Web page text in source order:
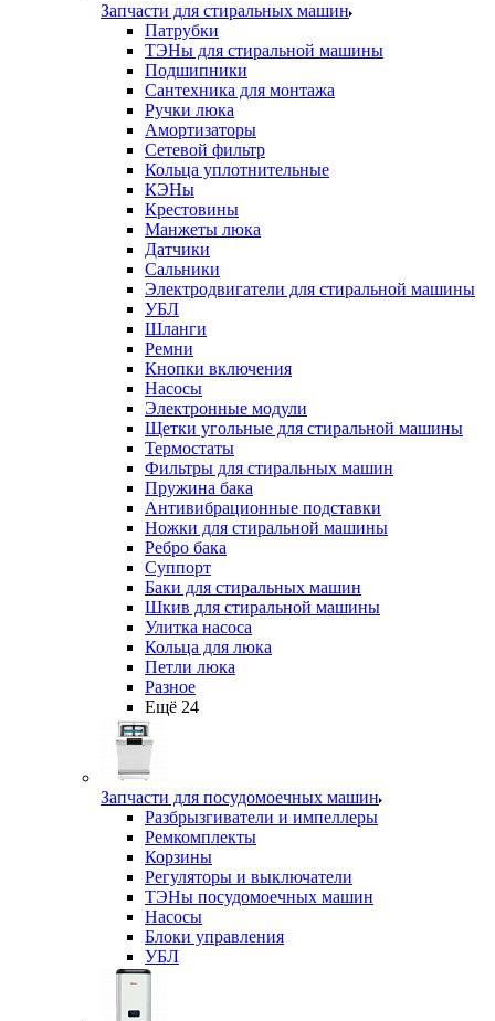
Запчасти для стиральных машин
Патрубки
ТЭНы для стиральной машины
Подшипники
Сантехника для монтажа
Ручки люка
Амортизаторы
Сетевой фильтр
Кольца уплотнительные
КЭНы
Крестовины
Манжеты люка
Датчики
Сальники
Электродвигатели для стиральной машины
УБЛ
Шланги
Ремни
Кнопки включения
Насосы
Электронные модули
Щетки угольные для стиральной машины
Термостаты
Фильтры для стиральных машин
Пружина бака
Антивибрационные подставки
Ножки для стиральной машины
Ребро бака
Суппорт
Баки для стиральных машин
Шкив для стиральной машины
Улитка насоса
Кольца для люка
Петли люка
Разное
Ещё 24
Запчасти для посудомоечных машин
Разбрызгиватели и импеллеры
Ремкомплекты
Корзины
Регуляторы и выключатели
ТЭНы посудомоечных машин
Насосы
Блоки управления
УБЛ